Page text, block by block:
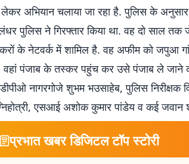
अभियान चलाया जा रहा है. पुलिस के
पुलिस ने गिरफ्तार किया था. वह दो साल
के नेटवर्क में शामिल है. वह अफीम को जपुआ
वहां पंजाब के तस्कर पहुंच कर उसे पंजाब ले जाने की
नागरगोजे शुभम भउसाहेब, पुलिस निरीक्षक
एसआई अशोक कुमार पांडेय व कई जवान
प्रभात खबर डिजिटल टॉप स्टोरी